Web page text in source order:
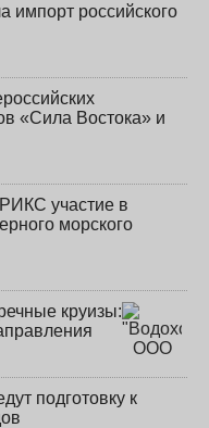
импорт российского
«Сила Востока» и
участие в
морского
круизы:
подготовку к